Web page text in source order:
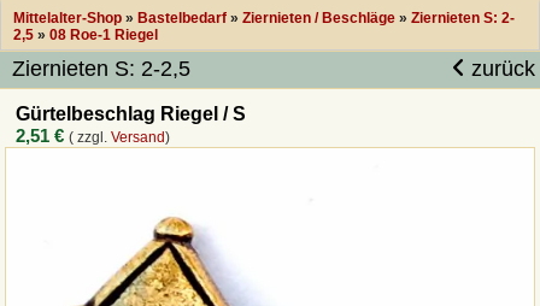
Mittelalter-Shop » Bastelbedarf » Ziernieten / Beschläge » Ziernieten S: 2-
2,5 » 08 Roe-1 Riegel
Ziernieten S: 2-2,5 zurück
Gürtelbeschlag Riegel / S
2,51 € ( zzgl.Versand)
Impressum
Widerrufsfunktion
Zahlungsweisen